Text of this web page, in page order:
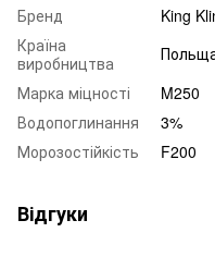
Бренд
King
Країна
виробництва
Марка міцності
M250
Водопоглинання
3%
Морозостійкість
F200
Відгуки